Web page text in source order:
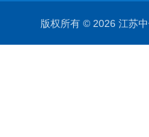
版权所有 © 2026 江苏